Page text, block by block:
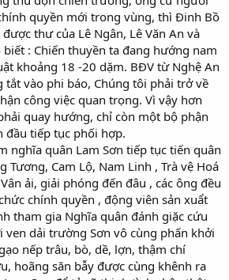
quyền mới trong vùng, thì Đinh Bồ
thư của Lê Ngân, Lê Văn An và
biết : Chiến thuyền ta đang hướng nam
khoảng 18 -20 dặm. BĐV từ Nghệ An
vào phi báo, Chúng tôi phải trở về
công việc quan trọng. Vì vậy hơn
quay hướng, chỉ còn một bộ phận
đầu tiếp tục phối hợp.
nghĩa quân Lam Sơn tiếp tục tiến quân
Cam Lộ, Nam Linh , Trà vệ Hoá
ải, giải phóng đến đâu , các ông đều
chính quyền , động viên sản xuẩt
tham gia Nghĩa quân đánh giặc cứu
ven dải trường Sơn vô cùng phấn khởi
nếp trâu, bò, dề, lợn, thậm chí
hoãng săn bẫy được cùng khênh ra